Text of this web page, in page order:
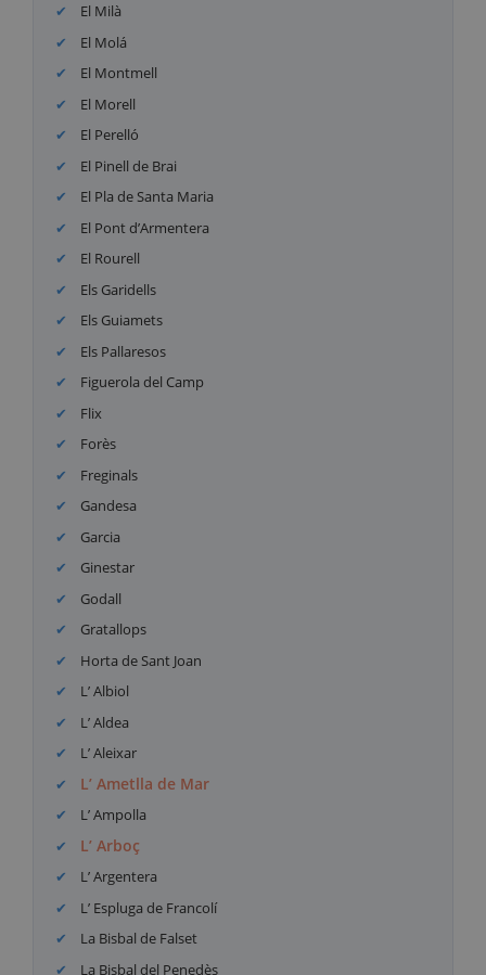
El Milà
El Molá
El Montmell
El Morell
El Perelló
El Pinell de Brai
El Pla de Santa Maria
El Pont d’Armentera
El Rourell
Els Garidells
Els Guiamets
Els Pallaresos
Figuerola del Camp
Flix
Forès
Freginals
Gandesa
Garcia
Ginestar
Godall
Gratallops
Horta de Sant Joan
L’ Albiol
L’ Aldea
L’ Aleixar
L’ Ametlla de Mar
L’ Ampolla
L’ Arboç
L’ Argentera
L’ Espluga de Francolí
La Bisbal de Falset
La Bisbal del Penedès